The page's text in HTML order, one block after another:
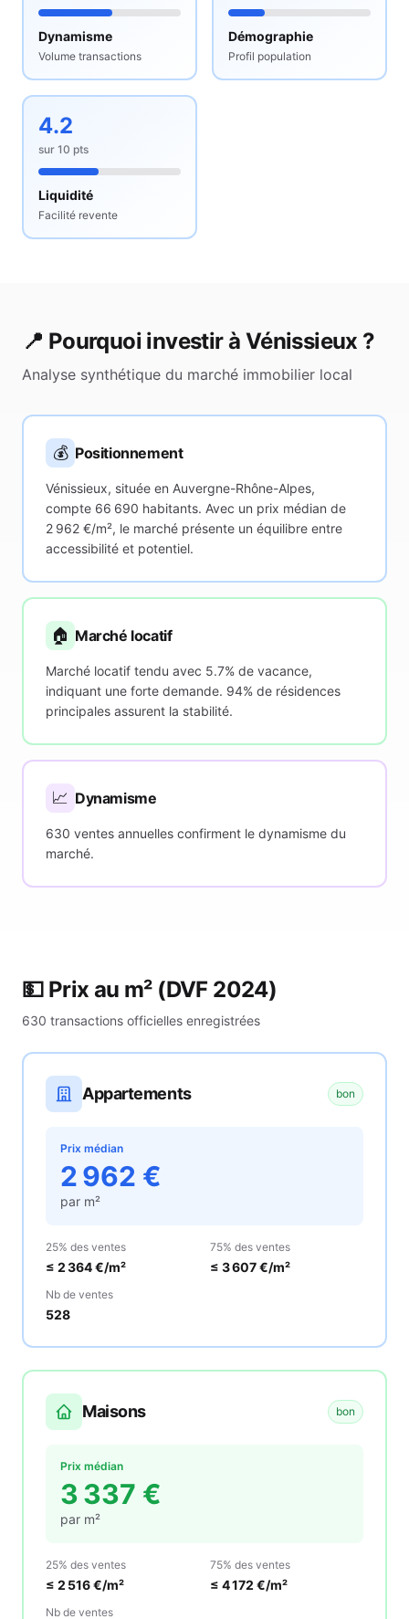
Dynamisme
Volume transactions
Démographie
Profil population
4.2
sur 10 pts
Liquidité
Facilité revente
📍 Pourquoi investir à Vénissieux ?
Analyse synthétique du marché immobilier local
💰 Positionnement
Vénissieux, située en Auvergne-Rhône-Alpes,
compte 66 690 habitants. Avec un prix médian de
2 962 €/m², le marché présente un équilibre entre
accessibilité et potentiel.
🏠 Marché locatif
Marché locatif tendu avec 5.7% de vacance,
indiquant une forte demande. 94% de résidences
principales assurent la stabilité.
📈 Dynamisme
630 ventes annuelles confirment le dynamisme du
marché.
💵 Prix au m² (DVF 2024)
630 transactions officielles enregistrées
Appartements bon
Prix médian
2 962 €
par m²
25% des ventes
≤ 2 364€/m²
75% des ventes
≤ 3 607€/m²
Nb de ventes
528
Maisons bon
Prix médian
3 337 €
par m²
25% des ventes
≤ 2 516€/m²
75% des ventes
≤ 4 172 €/m²
Nb de ventes